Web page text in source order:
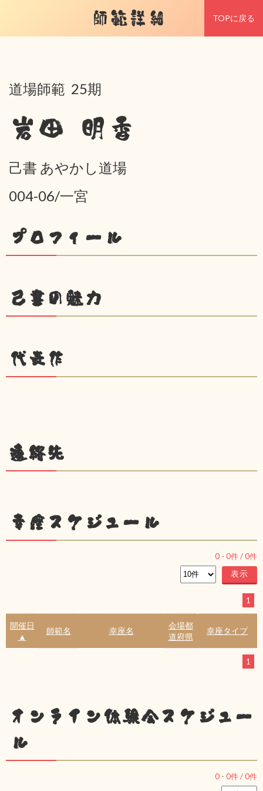
師範詳細 TOPに戻る
道場師範 25期
岩田 明香
己書 あやかし道場
004-06/一宮
プロフィール
己書の魅力
代表作
連絡先
幸座スケジュール
0 - 0件 /0件
1
開催日
▲
師範名 幸座名
会場都
道府県
幸座タイプ
1
オンライン体験会スケジュー
ル
0 - 0件 /0件